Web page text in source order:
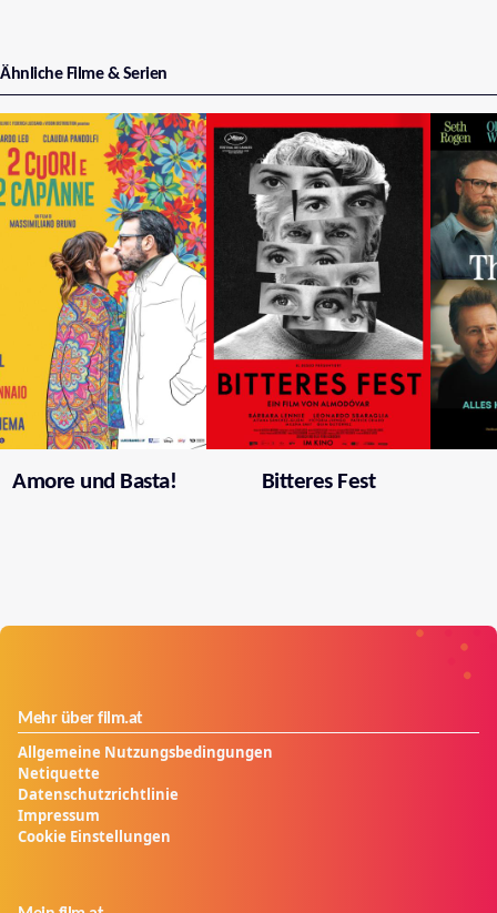
Ähnliche Filme & Serien
Amore und Basta! Bitteres Fest
Mehr über film.at
Allgemeine Nutzungsbedingungen
Netiquette
Datenschutzrichtlinie
Impressum
Cookie Einstellungen